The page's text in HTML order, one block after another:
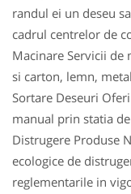
randul ei un deseu
cadrul centrelor de
Macinare Servicii de
si carton, lemn,
Sortare Deseuri
manual prin statia
Distrugere Produse
ecologice de
reglementarile in